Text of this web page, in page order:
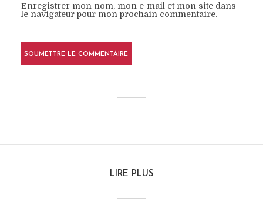
Enregistrer mon nom, mon e-mail et mon site dans
le navigateur pour mon prochain commentaire.
LIRE PLUS